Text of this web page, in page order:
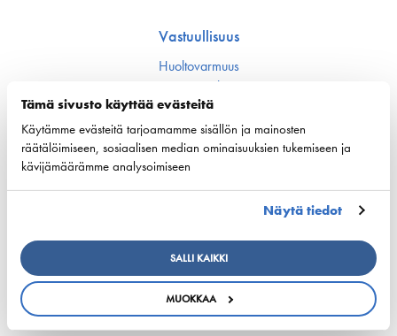
Tämä sivusto käyttää evästeitä
Käytämme evästeitä tarjoamamme sisällön ja mainosten
räätälöimiseen, sosiaalisen median ominaisuuksien tukemiseen ja
kävijämäärämme analysoimiseen
Näytä tiedot
SALLI KAIKKI
MUOKKAA
Vastuullisuus
Huoltovarmuus
Ympäristö ja ilmasto
Varustamot panostavat uuteen teknologiaan ja
ympäristöystävällisiin ratkaisuihin uusissa aluksissa
Turvallisuus
Koulutus ja osaaminen
Suomen Varustamoiden Yrityskylä
Merenkulun HarjoitteluMylly
Ship Happens: Tutustu merenkulkualan mahdollisuuksiin